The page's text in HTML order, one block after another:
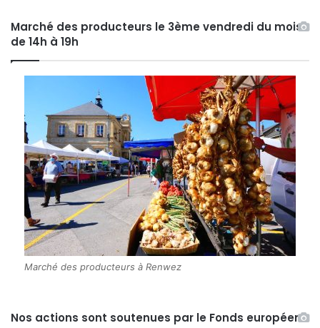
Marché des producteurs le 3ème vendredi du mois
de 14h à 19h
Marché des producteurs à Renwez
Nos actions sont soutenues par le Fonds européen